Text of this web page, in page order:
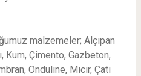
malzemeler; Alçıpan
Kum, Çimento, Gazbeton,
Onduline, Mıcır, Çatı